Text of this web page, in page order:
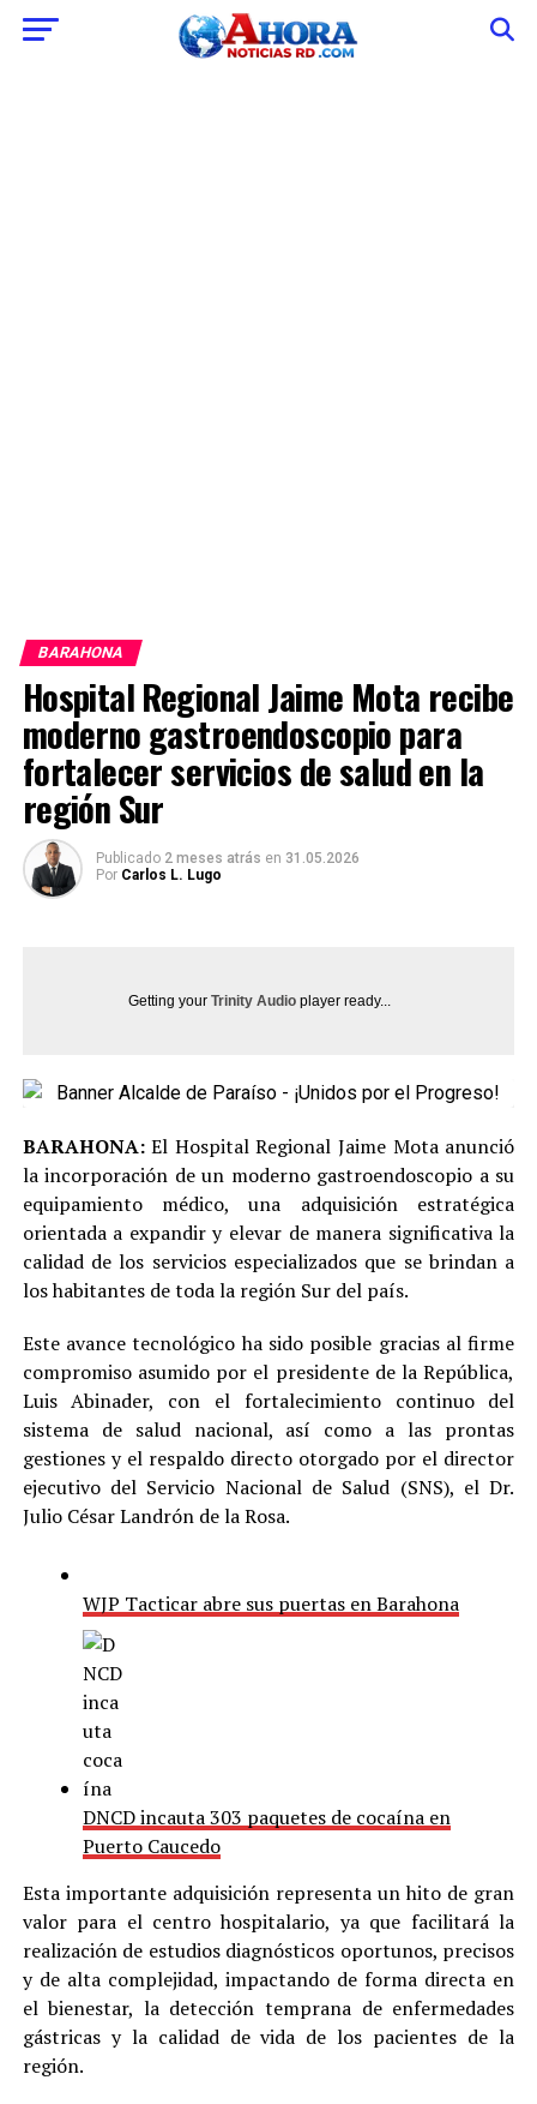
BARAHONA
Hospital Regional Jaime Mota recibe
moderno gastroendoscopio para
fortalecer servicios de salud en la
región Sur
Publicado 2 meses atrás en 31.05.2026
Por Carlos L. Lugo
Getting your Trinity Audioplayer ready...
BARAHONA:El Hospital Regional Jaime Mota anunció
la incorporación de un moderno gastroendoscopio a su
equipamiento médico, una adquisición estratégica
orientada a expandir y elevar de manera significativa la
calidad de los servicios especializados que se brindan a
los habitantes de toda la región Sur del país.
Este avance tecnológico ha sido posible gracias al firme
compromiso asumido por el presidente de la República,
Luis Abinader, con el fortalecimiento continuo del
sistema de salud nacional, así como a las prontas
gestiones y el respaldo directo otorgado por el director
ejecutivo del Servicio Nacional de Salud (SNS), el Dr.
Julio César Landrón de la Rosa.
WJP Tacticar abre sus puertas en Barahona
DNCD incauta 303 paquetes de cocaína en
Puerto Caucedo
Esta importante adquisición representa un hito de gran
valor para el centro hospitalario, ya que facilitará la
realización de estudios diagnósticos oportunos, precisos
y de alta complejidad, impactando de forma directa en
el bienestar, la detección temprana de enfermedades
gástricas y la calidad de vida de los pacientes de la
región.